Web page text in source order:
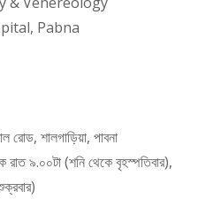
Pabna
রোড, শালগাড়িয়া, পাবনা
রাত ৯.০০টা (শনি থেকে বৃহস্পতিবার),